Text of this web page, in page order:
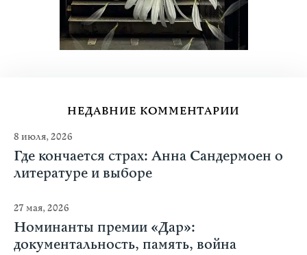
НЕДАВНИЕ КОММЕНТАРИИ
8 июля, 2026
Где кончается страх: Анна Сандермоен о
литературе и выборе
27 мая, 2026
Номинанты премии «Дар»:
документальность, память, война